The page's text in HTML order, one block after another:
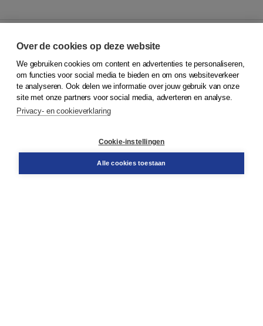
© 2026Koninklijke Boom uitgevers
Klantenservice
Service & informatie
Contact
Over de cookies op deze website
We gebruiken cookies om content en advertenties te personaliseren,
om functies voor social media te bieden en om ons websiteverkeer
te analyseren. Ook delen we informatie over jouw gebruik van onze
site met onze partners voor social media, adverteren en analyse.
Privacy- en cookieverklaring
Cookie-instellingen
Alle cookies toestaan